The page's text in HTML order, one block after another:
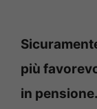
più
in